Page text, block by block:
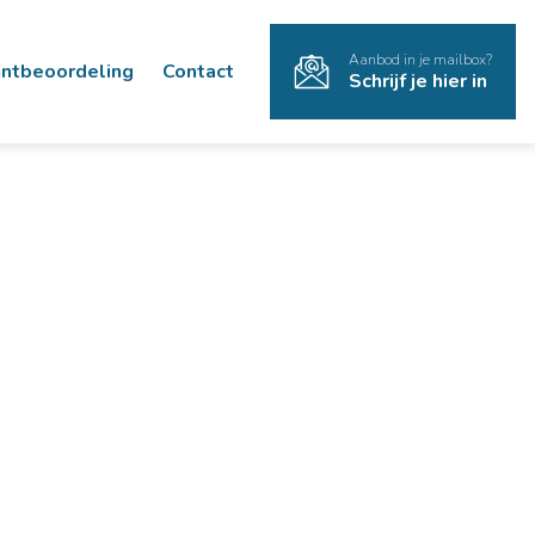
Contact Aanbod in je mailbox?
Schrijf je hier in